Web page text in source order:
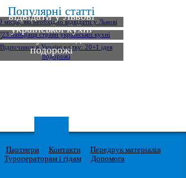
Популярні статті
19 місць, які необхідно
відвідати у Львові
23 найкращі страви
української кухні
Відпочинок в Україні
влітку: 20+1 ідея
подорожі
Партнери Контакти
Передрук матеріалів
Туроператорам і гідам
Допомога